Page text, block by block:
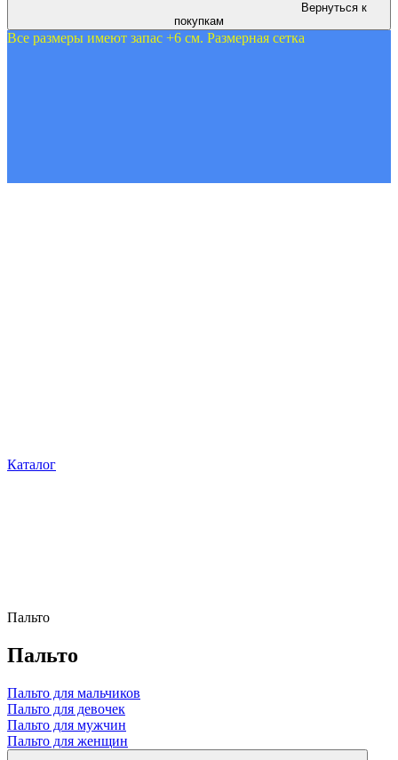
Вернуться к
покупкам
Все размеры имеют запас +6 см. Размерная сетка
Каталог
Пальто
Пальто
Пальто для мальчиков
Пальто для девочек
Пальто для мужчин
Пальто для женщин